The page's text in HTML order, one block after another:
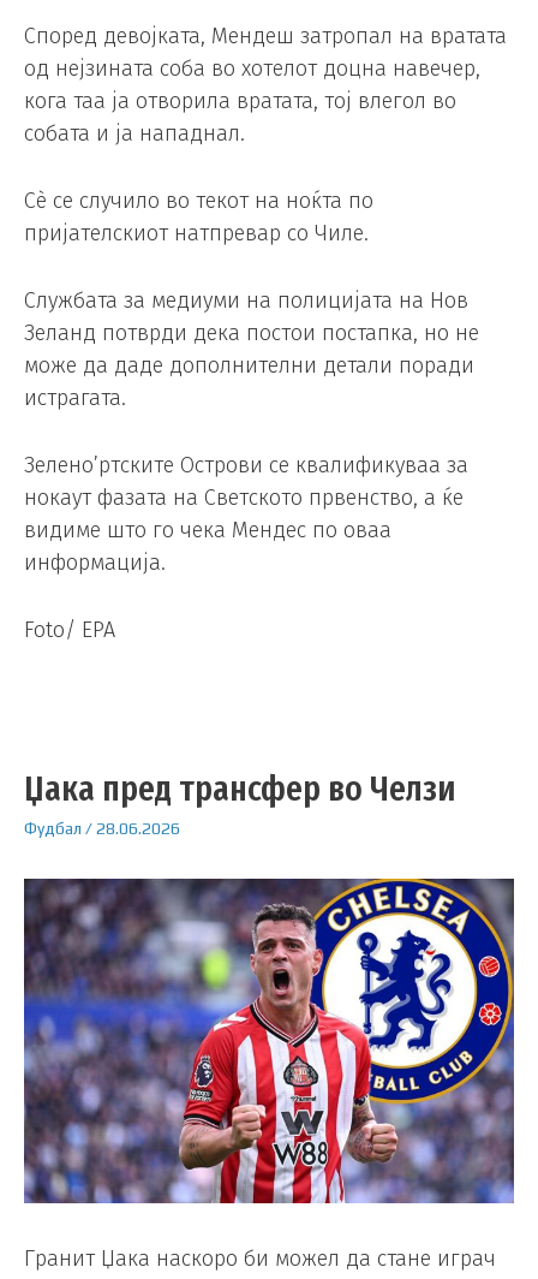
Според девојката, Мендеш затропал на вратата
од нејзината соба во хотелот доцна навечер,
кога таа ја отворила вратата, тој влегол во
собата и ја нападнал.
Сè се случило во текот на ноќта по
пријателскиот натпревар со Чиле.
Службата за медиуми на полицијата на Нов
Зеланд потврди дека постои постапка, но не
може да даде дополнителни детали поради
истрагата.
Зелено’ртските Острови се квалификуваа за
нокаут фазата на Светското првенство, а ќе
видиме што го чека Мендес по оваа
информација.
Foto/ EPA
Џака пред трансфер во Челзи
Фудбал /28.06.2026
Гранит Џака наскоро би можел да стане играч